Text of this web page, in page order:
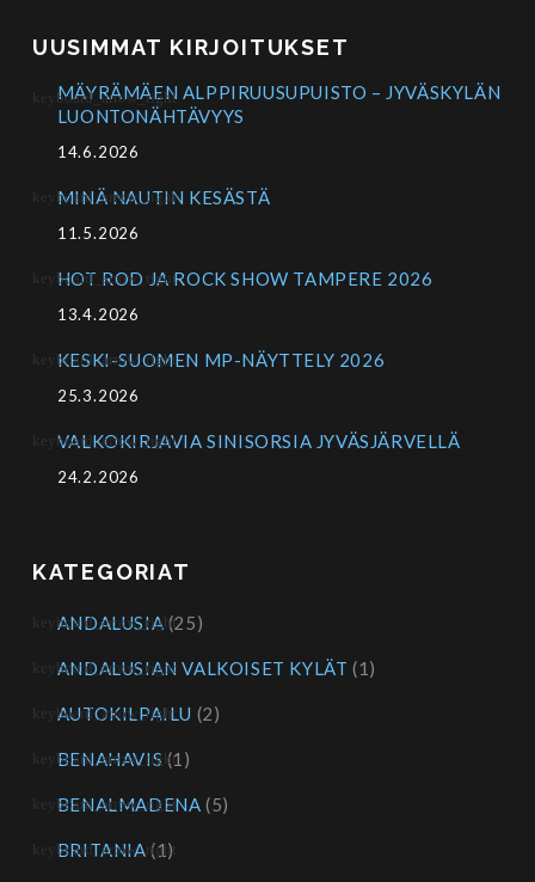
UUSIMMAT KIRJOITUKSET
MÄYRÄMÄEN ALPPIRUUSUPUISTO – JYVÄSKYLÄN
LUONTONÄHTÄVYYS
14.6.2026
MINÄ NAUTIN KESÄSTÄ
11.5.2026
HOT ROD JA ROCK SHOW TAMPERE 2026
13.4.2026
KESKI-SUOMEN MP-NÄYTTELY 2026
25.3.2026
VALKOKIRJAVIA SINISORSIA JYVÄSJÄRVELLÄ
24.2.2026
KATEGORIAT
ANDALUSIA (25)
ANDALUSIAN VALKOISET KYLÄT (1)
AUTOKILPAILU (2)
BENAHAVIS (1)
BENALMADENA (5)
BRITANIA (1)